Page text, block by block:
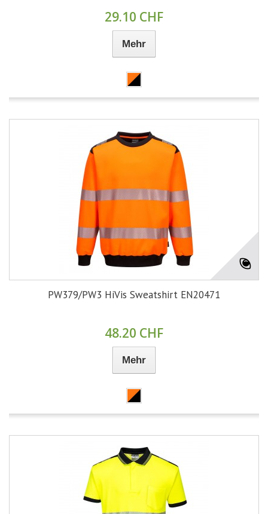
29.10 CHF
Mehr
PW379/PW3 HiVis Sweatshirt EN20471
48.20 CHF
Mehr